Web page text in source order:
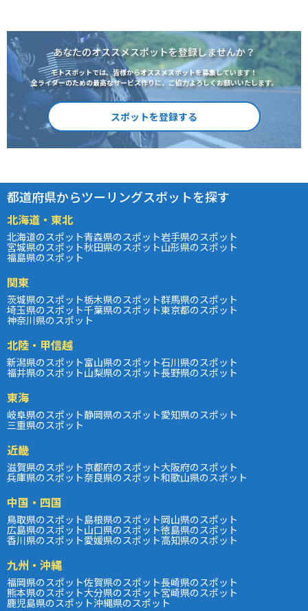
あなたのオススメスポットを登録しませんか？
モトスポットでは、皆様からオススメスポットを募集しています！
全ライダーのための最高なサービス作りに、ご協力よろしくお願いいたします。
スポットを登録する
都道府県からツーリングスポットを探す
北海道・東北
北海道のスポット青森県のスポット岩手県のスポット
宮城県のスポット秋田県のスポット山形県のスポット
福島県のスポット
関東
茨城県のスポット栃木県のスポット群馬県のスポット
埼玉県のスポット千葉県のスポット東京都のスポット
神奈川県のスポット
北陸・甲信越
新潟県のスポット富山県のスポット石川県のスポット
福井県のスポット山梨県のスポット長野県のスポット
東海
岐阜県のスポット静岡県のスポット愛知県のスポット
三重県のスポット
近畿
滋賀県のスポット京都府のスポット大阪府のスポット
兵庫県のスポット奈良県のスポット和歌山県のスポット
中国・四国
鳥取県のスポット島根県のスポット岡山県のスポット
広島県のスポット山口県のスポット徳島県のスポット
香川県のスポット愛媛県のスポット高知県のスポット
九州・沖縄
福岡県のスポット佐賀県のスポット長崎県のスポット
熊本県のスポット大分県のスポット宮崎県のスポット
鹿児島県のスポット沖縄県のスポット